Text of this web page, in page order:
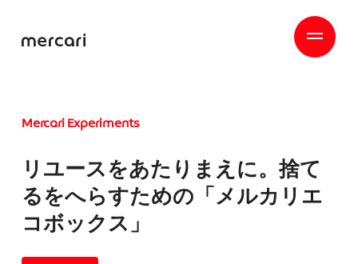
Mercari Experiments
リユースをあたりまえに。捨て
るをへらすための「メルカリエ
コボックス」